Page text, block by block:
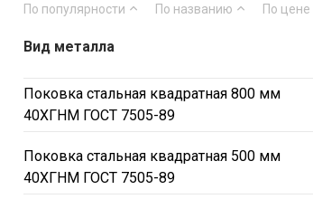
По популярности По названию По цене
Вид металла
Поковка стальная квадратная 800 мм
40ХГНМ ГОСТ 7505-89
Поковка стальная квадратная 500 мм
40ХГНМ ГОСТ 7505-89